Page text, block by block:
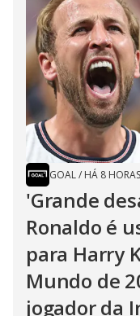
GOAL/ HÁ 8 HORAS
'Grande
Ronaldo é
para Harry
Mundo de
jogador da